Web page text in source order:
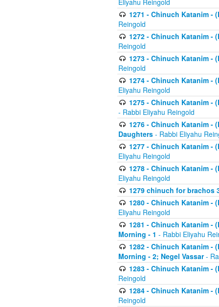
Eliyahu Reingold
1271 - Chinuch Katanim -
Reingold
1272 - Chinuch Katanim -
Reingold
1273 - Chinuch Katanim -
Reingold
1274 - Chinuch Katanim -
Eliyahu Reingold
1275 - Chinuch Katanim -
- Rabbi Eliyahu Reingold
1276 - Chinuch Katanim -
Daughters - Rabbi Eliyahu
1277 - Chinuch Katanim -
Eliyahu Reingold
1278 - Chinuch Katanim -
Eliyahu Reingold
1279 chinuch for brachos
1280 - Chinuch Katanim -
Eliyahu Reingold
1281 - Chinuch Katanim -
Morning - 1 - Rabbi Eliyahu
1282 - Chinuch Katanim -
Morning - 2; Negel Vassar-
1283 - Chinuch Katanim -
Reingold
1284 - Chinuch Katanim -
Reingold